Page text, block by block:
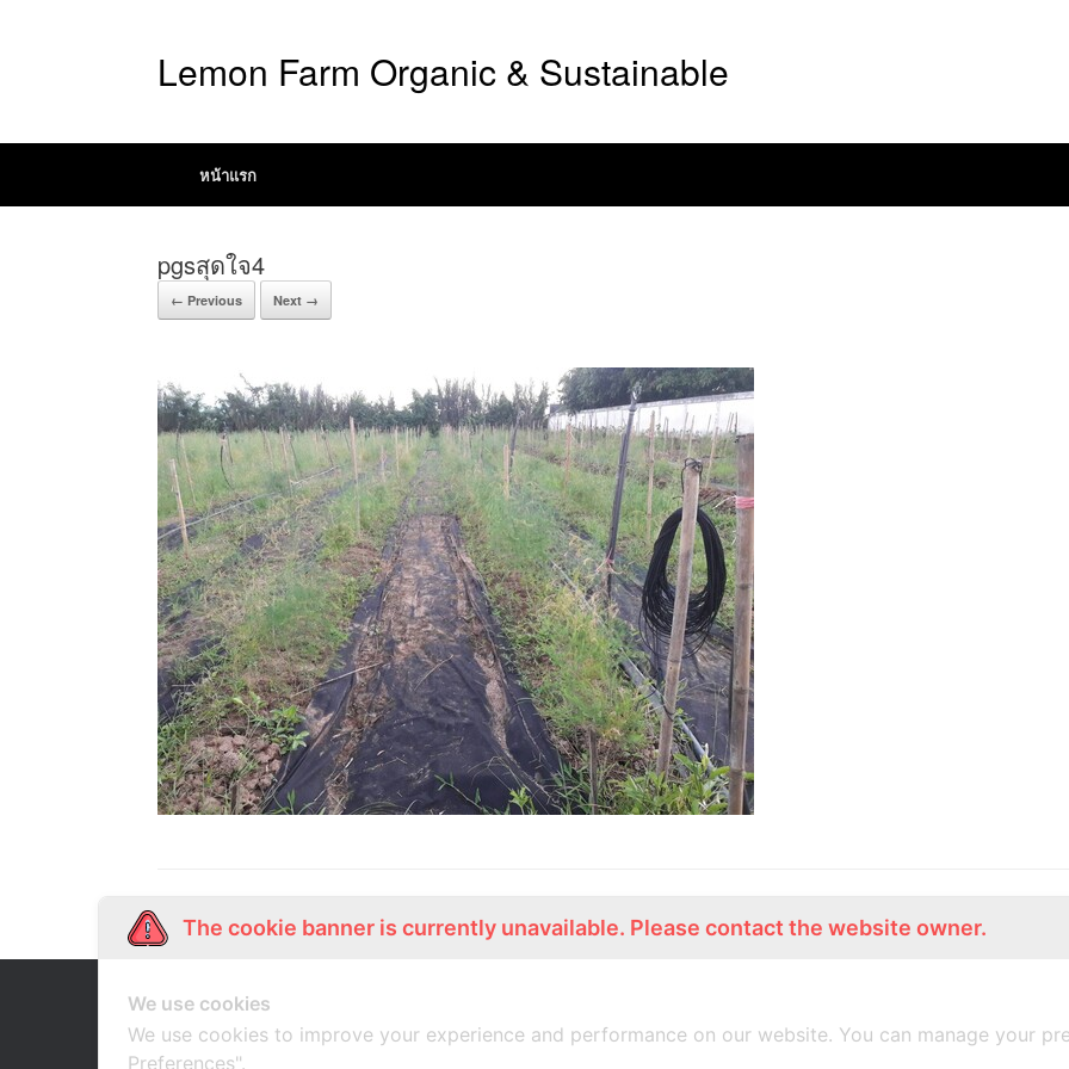
Lemon Farm Organic & Sustainable
หน้าแรก
pgsสุดใจ4
← Previous Next →
Our Story
เกี่ยวกับเรา ช้อปออนไลน์ สมัครงาน ร้านอาหารอินทรีย์
The cookie banner is currently unavailable. Please contact the website owner.
We use cookies
We use cookies to improve your experience and performance on our website. You can manage your
Preferences".